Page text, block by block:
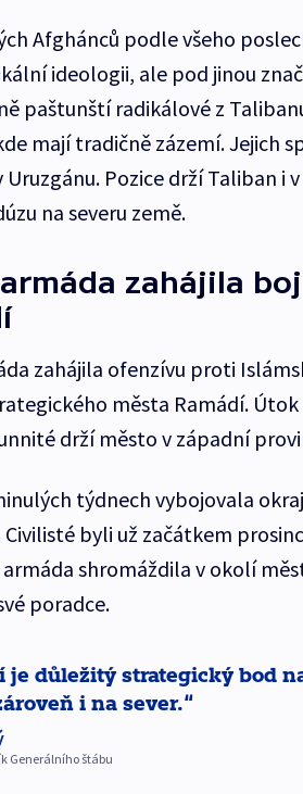
Afghánců podle všeho
ideologii, ale pod jinou
paštunští radikálové z
mají tradičně zázemí. Jejich
Uruzgánu. Pozice drží Taliban
na severu země.
zahájila
zahájila ofenzívu proti
města Ramádí.
drží město v západní
týdnech vybojovala
byli už začátkem
shromáždila v okolí
poradce.
je důležitý strategický bod
i na sever.
Generálního štábu